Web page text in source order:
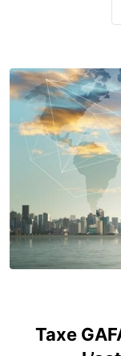
Taxe